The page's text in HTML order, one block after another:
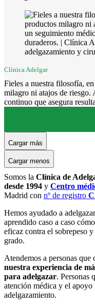
Clínica Adelgar
Fieles a nuestra filosofía, en
milagro ni atajos de riesgo.
continuo que asegura
Cargar más
Cargar menos
Somos la Clínica de
desde 1994 y Centro
Madrid con nº de registro
Hemos ayudado a
aprendido caso a caso
eficaz contra el sobrepeso
grado.
Atendemos a personas que
nuestra experiencia de
para adelgazar. Personas
atención médica y el
adelgazamiento.